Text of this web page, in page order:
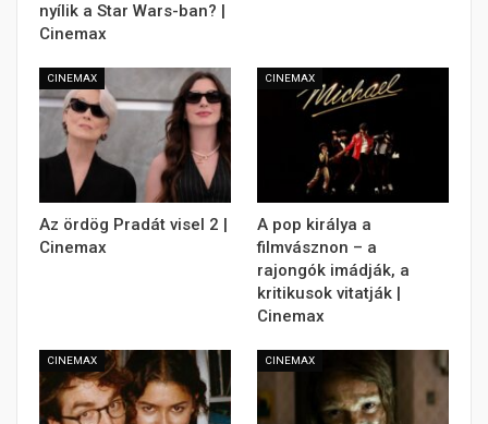
nyílik a Star Wars-ban? |
Cinemax
CINEMAX
Az ördög Pradát visel 2 |
Cinemax
CINEMAX
A pop királya a
filmvásznon – a
rajongók imádják, a
kritikusok vitatják |
Cinemax
CINEMAX CINEMAX